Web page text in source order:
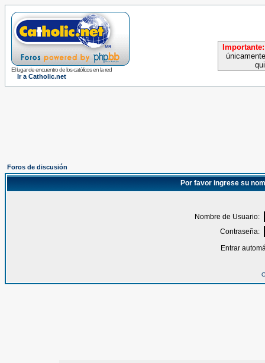
El lugar de encuentro de los católicos en la red
Ir a Catholic.net
Importante:
Foros de discusión
Por favor ingrese su
Nombre de Usuario:
Contraseña:
Entrar